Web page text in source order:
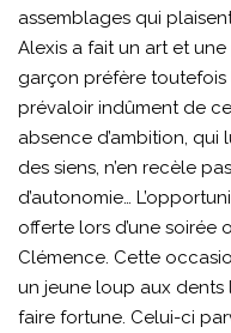
assemblages qui
Alexis a fait un art et
garçon préfère toutefois
prévaloir indûment de
absence d’ambition, qui
des siens, n’en recèle
d’autonomie…
offerte lors d’une soirée
Clémence. Cette
un jeune loup aux dents
faire fortune. Celui-ci